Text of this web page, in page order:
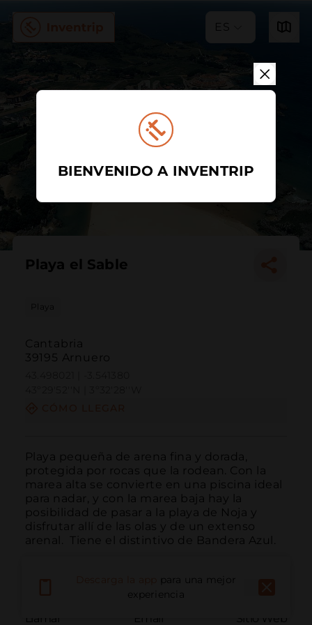
ES
Playa el Sable
Playa
Cantabria
39195 Arnuero
Playa pequeña de arena fina y dorada,
protegida por rocas que la rodean. Con la
marea alta se convierte en una piscina ideal
para nadar, y con la marea baja hay la
posibilidad de pasar a la playa de Noja y
disfrutar allí de las olas y de un extenso
arenal.  Tiene el distintivo de Bandera Azul.
Llamar Email Sitio Web
para una mejor
experiencia
BIENVENIDO A INVENTRIP